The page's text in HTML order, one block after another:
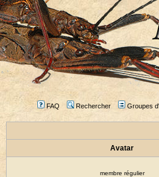
FAQ Rechercher Groupes
Avatar
membre régulier